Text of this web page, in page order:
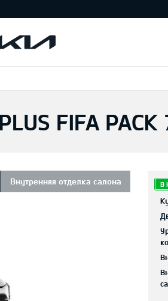
FIFA PACK
Внутренняя отделка салона В